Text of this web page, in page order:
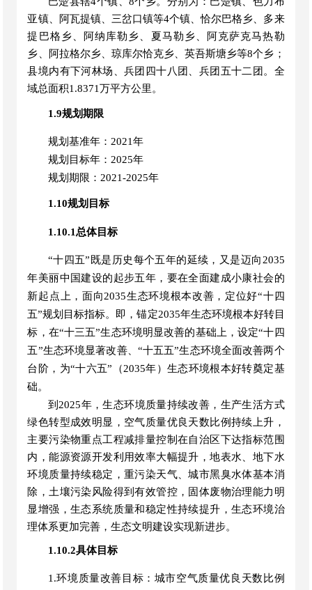
亚镇、阿瓦提镇、三岔口镇等4个镇、恰尔巴格乡、多来
提巴格乡、阿纳库勒乡、夏 马勒乡、阿克萨克马热勒
乡、阿拉格尔乡、琼库尔恰克乡、英吾斯塘乡等8个乡；
县境内有下河林场、兵团四十八团、兵团五十二团。全
域总面积1.8371万平方公里。
1.9规划期限
规划基准年： 2021年
规划目标年： 2025年
规划期限： 2021-2025年
1.10规划目标
1.10.1总体目标
“十四五”既是历史每个五年的延续，又是迈向2035
年美丽中国建设的起步五年，要在全面建成小康社会的
新起点上，面向2035生态环境根本改善，定位好“十四
五”规划目标指标。即，锚定2035年生态环境根本好转目
标，在“十三五”生态环境明显改善的基础上，设定“十四
五”生态环境显著改善、“十五五”生态环境全面改善两个
台阶，为“十六五”（2035年）生态环境根本好转奠定基
础。
到 2025年，生态环境质量持续改善，生产生活方式
绿色转型成效明显，空气质量优良天数比例持续上升，
主要污染物重点工程减排量控制在自治区下达指标范围
内，能源资源开发利用效率大幅提升，地表水、地下水
环境质量持续稳定，重污染天气、城市黑臭水体基本消
除，土壤污染风险得到有效管控，固体废物治理能力明
显增强，生态系统质量和稳定性持续提升，生态环境治
理体系更加完善，生态文明建设实现新进步。
1.10.2具体目标
1.环境质量改善目标：城市空气质量优良天数比例